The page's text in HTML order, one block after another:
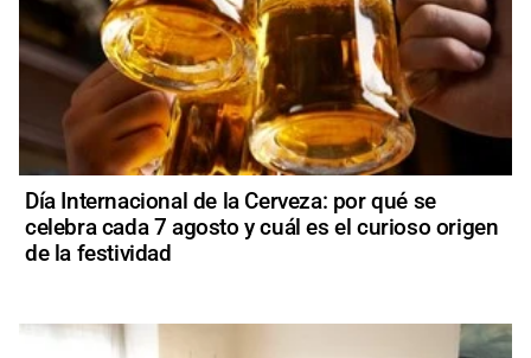
Día Internacional de la Cerveza: por qué se
celebra cada 7 agosto y cuál es el curioso origen
de la festividad